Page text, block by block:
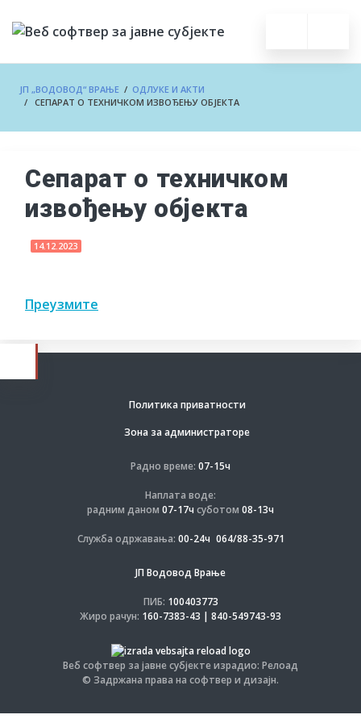
ЈП „ВОДОВОД“ ВРАЊЕ / ОДЛУКЕ И АКТИ
/ СЕПАРАТ О ТЕХНИЧКОМ ИЗВОЂЕЊУ ОБЈЕКТА
Сепарат о техничком
извођењу објекта
14.12.2023
Преузмите
Политика приватности
Зона за администраторе
Радно време: 07-15ч
Наплата воде:
радним даном 07-17ч суботом 08-13ч
Служба одржавања: 00-24ч 064/88-35-971
ЈП Водовод Врање
ПИБ: 100403773
Жиро рачун: 160-7383-43 | 840-549743-93
Веб софтвер за јавне субјекте израдио: Релоад
© Задржана права на софтвер и дизајн.